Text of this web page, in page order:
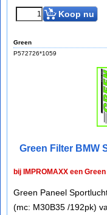
Koop nu
Green
P572726*1059
Green Filter BMW
bij IMPROMAXX een
Green Paneel
(mc: M30B35 /192pk)